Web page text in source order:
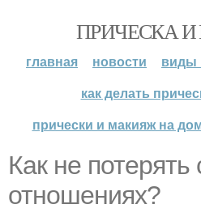
ПРИЧЕСКА
главная новости
виды
как делать
прически и макияж на
Как не потерять
отношениях?